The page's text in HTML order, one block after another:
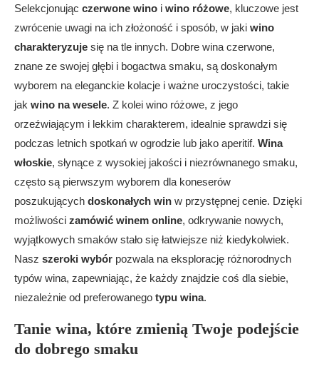
Selekcjonując czerwone wino i wino różowe, kluczowe jest
zwrócenie uwagi na ich złożoność i sposób, w jaki wino
charakteryzuje się na tle innych. Dobre wina czerwone,
znane ze swojej głębi i bogactwa smaku, są doskonałym
wyborem na eleganckie kolacje i ważne uroczystości, takie
jak wino na wesele. Z kolei wino różowe, z jego
orzeźwiającym i lekkim charakterem, idealnie sprawdzi się
podczas letnich spotkań w ogrodzie lub jako aperitif. Wina
włoskie, słynące z wysokiej jakości i niezrównanego smaku,
często są pierwszym wyborem dla koneserów
poszukujących doskonałych win w przystępnej cenie. Dzięki
możliwości zamówić winem online, odkrywanie nowych,
wyjątkowych smaków stało się łatwiejsze niż kiedykolwiek.
Nasz szeroki wybór pozwala na eksplorację różnorodnych
typów wina, zapewniając, że każdy znajdzie coś dla siebie,
niezależnie od preferowanego typu wina.
Tanie wina, które zmienią Twoje podejście
do dobrego smaku